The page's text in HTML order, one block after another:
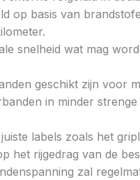
op basis van
snelheid wat mag
geschikt zijn voor
in minder
labels zoals het
het rijgedrag van de
zal